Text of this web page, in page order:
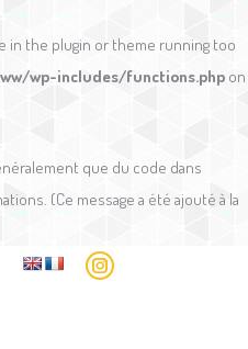
in the plugin or theme running too
wp-includes/functions.php on
que du code dans
(Ce message a été ajouté à la
Instagram
Les Actus